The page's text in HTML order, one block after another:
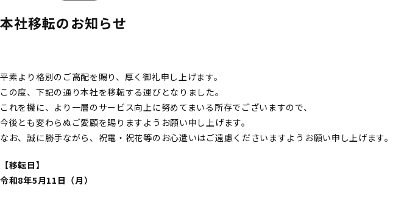
本社移転のお知らせ
平素より格別のご高配を賜り、厚く御礼申し上げます。
この度、下記の通り本社を移転する運びとなりました。
これを機に、より一層のサービス向上に努めてまいる所存でございますので、
今後とも変わらぬご愛顧を賜りますようお願い申し上げます。
なお、誠に勝手ながら、祝電・祝花等のお心遣いはご遠慮くださいますようお願い申し上げます。
【移転日】
令和8年5月11日（月）